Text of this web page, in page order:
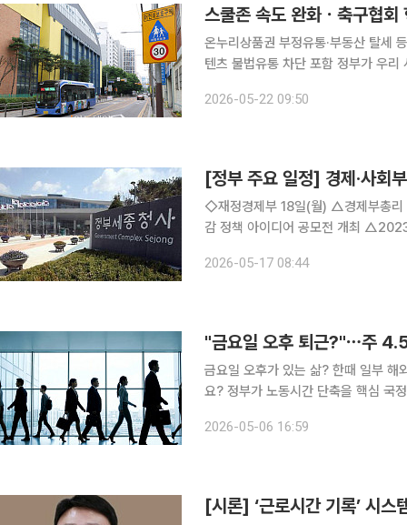
스쿨존 속도 완화ㆍ축구협
온누리상품권 부정유통·부동산 탈세
텐츠 불법유통 차단 포함 정부가 우리 사회에 고착된 비정상적 관행과 제도를 바로잡기 위한 ‘국가
준화, 온누리상품권 부정유통 차단,
2026-05-22 09:50
[정부 주요 일정] 경제·사
◇재정경제부 18일(월) △경제부총리 한국경제 설명회 및 G7 재무장관회의 △2026년 생활비 경
감 정책 아이디어 공모전 개최 △2023년 지역공급사용표 결과 19일(화) △경제부총리 한국경제
2026-05-17 08:44
"금요일 오후 퇴근?"⋯주
금요일 오후가 있는 삶? 한때 일부 해외 기업의 실험으로 여겨졌던 '주 4.5일제'가 현실화되는 걸까
요? 정부가 노동시간 단축을 핵심 국
물론 기업 운영 구조, 소비 패턴, 자영
2026-05-06 16:59
[시론] ‘근로시간 기록’ 시스